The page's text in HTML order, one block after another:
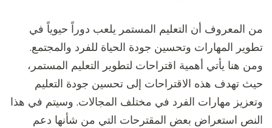
من المعروف أن التعليم المستمر يلعب دوراً حيوياً في
تطوير المهارات وتحسين جودة الحياة للفرد والمجتمع.
ومن هنا يأتي أهمية اقتراحات لتطوير التعليم المستمر،
حيث تهدف هذه الاقتراحات إلى تحسين جودة التعليم
وتعزيز مهارات الفرد في مختلف المجالات. وسيتم في هذا
النص استعراض بعض المقترحات التي من شأنها دعم